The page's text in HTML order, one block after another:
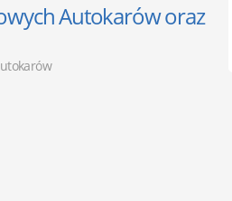
Autokarów oraz